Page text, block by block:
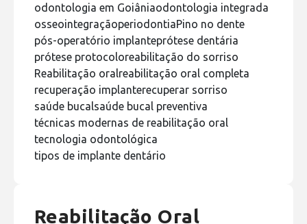
odontologia em Goiâniaodontologia integrada
osseointegraçãoperiodontiaPino no dente
pós-operatório implanteprótese dentária
prótese protocoloreabilitação do sorriso
Reabilitação oralreabilitação oral completa
recuperação implanterecuperar sorriso
saúde bucalsaúde bucal preventiva
técnicas modernas de reabilitação oral
tecnologia odontológica
tipos de implante dentário
Reabilitação Oral